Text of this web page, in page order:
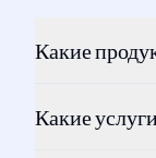
Какие
Какие